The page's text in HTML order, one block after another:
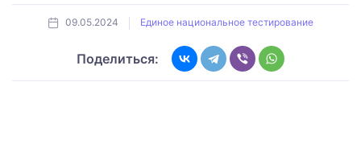
09.05.2024 Единое национальное тестирование
Поделиться: